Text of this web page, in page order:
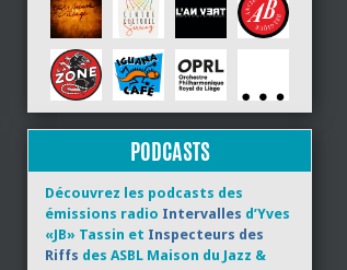
PODCASTS
Découvrez les podcasts des
émissions radio Intervalles d’Yves
«JB» Tassin et Inspecteurs des
Riffs des ASBL Maison du Jazz &